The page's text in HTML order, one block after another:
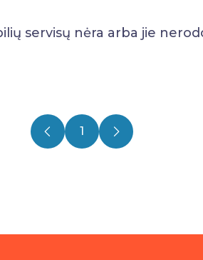
servisų nėra arba jie
1